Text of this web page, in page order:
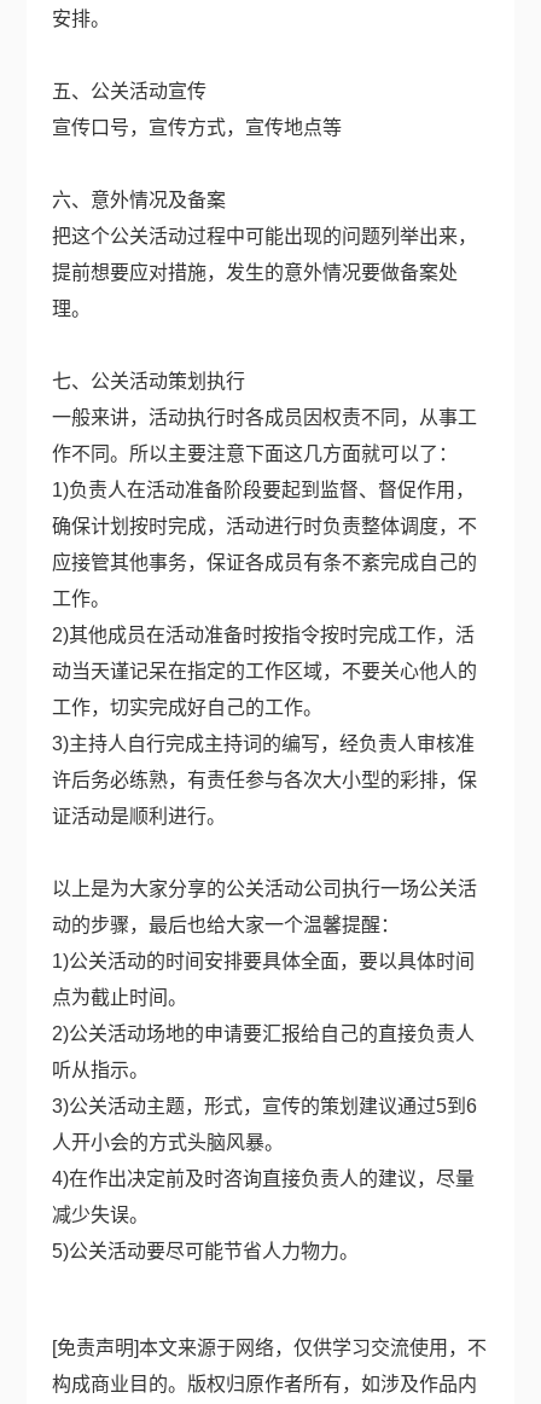
安排。
五、公关活动宣传
宣传口号，宣传方式，宣传地点等
六、意外情况及备案
把这个公关活动过程中可能出现的问题列举出来，
提前想要应对措施，发生的意外情况要做备案处
理。
七、公关活动策划执行
一般来讲，活动执行时各成员因权责不同，从事工
作不同。所以主要注意下面这几方面就可以了：
1)负责人在活动准备阶段要起到监督、督促作用，
确保计划按时完成，活动进行时负责整体调度，不
应接管其他事务，保证各成员有条不紊完成自己的
工作。
2)其他成员在活动准备时按指令按时完成工作，活
动当天谨记呆在指定的工作区域，不要关心他人的
工作，切实完成好自己的工作。
3)主持人自行完成主持词的编写，经负责人审核准
许后务必练熟，有责任参与各次大小型的彩排，保
证活动是顺利进行。
以上是为大家分享的公关活动公司执行一场公关活
动的步骤，最后也给大家一个温馨提醒：
1)公关活动的时间安排要具体全面，要以具体时间
点为截止时间。
2)公关活动场地的申请要汇报给自己的直接负责人
听从指示。
3)公关活动主题，形式，宣传的策划建议通过5到6
人开小会的方式头脑风暴。
4)在作出决定前及时咨询直接负责人的建议，尽量
减少失误。
5)公关活动要尽可能节省人力物力。
[免责声明]本文来源于网络，仅供学习交流使用，不
构成商业目的。版权归原作者所有，如涉及作品内